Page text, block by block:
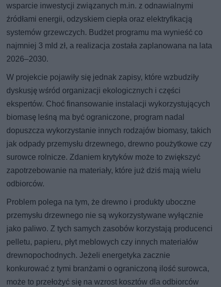
wsparcie inwestycji związanych m.in. z odnawialnymi
źródłami energii, odzyskiem ciepła oraz elektryfikacją
systemów grzewczych. Budżet programu ma wynieść co
najmniej 3 mld zł, a realizacja została zaplanowana na lata
2026–2030.
W projekcie pojawiły się jednak zapisy, które wzbudziły
dyskusję wśród organizacji ekologicznych i części
ekspertów. Choć finansowanie instalacji wykorzystujących
biomasę leśną ma być ograniczone, program nadal
dopuszcza wykorzystanie innych rodzajów biomasy, takich
jak odpady przemysłu drzewnego, drewno poużytkowe czy
surowce rolnicze. Zdaniem krytyków może to zwiększyć
zapotrzebowanie na materiały, które już dziś mają wielu
odbiorców.
Problem polega na tym, że drewno i produkty uboczne
przemysłu drzewnego nie są wykorzystywane wyłącznie
jako paliwo. Z tych samych zasobów korzystają producenci
pelletu, papieru, płyt meblowych czy innych materiałów
drewnopochodnych. Jeżeli energetyka zacznie
konkurować z tymi branżami o ograniczoną ilość surowca,
może to przełożyć się na wzrost kosztów dla odbiorców